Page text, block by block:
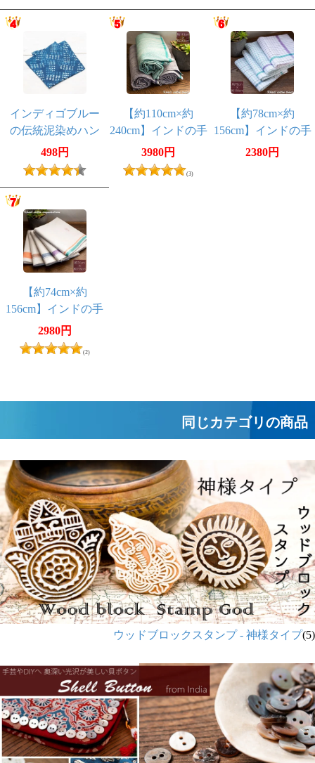
インディゴブルー
の伝統泥染めハン
カチ - ドット
498円
【約110cm×約
240cm】インドの手
紡ぎ布 カディコ
ットンのタオル
3980円
(3)
【約78cm×約
156cm】インドの手
紡ぎ布 カディコ
2380円
【約74cm×約
156cm】インドの手
紡ぎ布 カディコ
ットンのガムチャ
2980円
(2)
同じカテゴリの商品
ウッドブロックスタンプ - 神様タイプ(5)